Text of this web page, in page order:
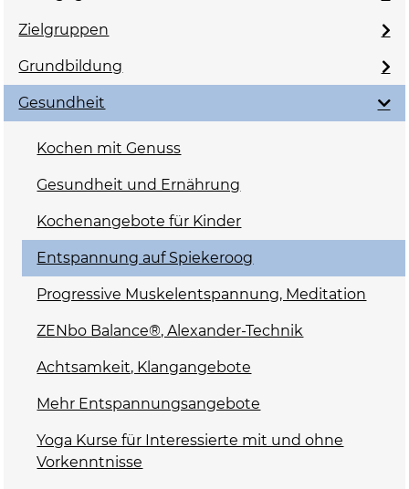
Zielgruppen
Grundbildung
Gesundheit
Kochen mit Genuss
Gesundheit und Ernährung
Kochenangebote für Kinder
Entspannung auf Spiekeroog
Progressive Muskelentspannung, Meditation
ZENbo Balance®, Alexander-Technik
Achtsamkeit, Klangangebote
Mehr Entspannungsangebote
Yoga Kurse für Interessierte mit und ohne
Vorkenntnisse